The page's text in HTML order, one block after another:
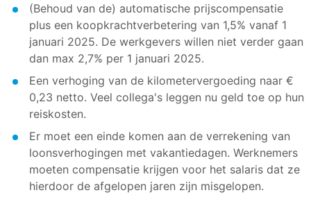
(Behoud van de) automatische prijscompensatie
plus een koopkrachtverbetering van 1,5% vanaf 1
januari 2025. De werkgevers willen niet verder gaan
dan max 2,7% per 1 januari 2025.
Een verhoging van de kilometervergoeding naar €
0,23 netto. Veel collega's leggen nu geld toe op hun
reiskosten.
Er moet een einde komen aan de verrekening van
loonsverhogingen met vakantiedagen. Werknemers
moeten compensatie krijgen voor het salaris dat ze
hierdoor de afgelopen jaren zijn misgelopen.